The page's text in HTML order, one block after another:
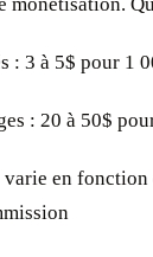
3 à 5$ pour 1
: 20 à 50$
en fonction